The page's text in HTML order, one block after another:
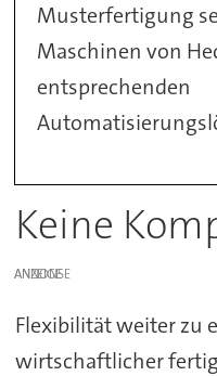
Musterfertigung
Maschinen von
entsprechenden
Keine
ANZEIGE
Flexibilität weiter zu
wirtschaftlicher